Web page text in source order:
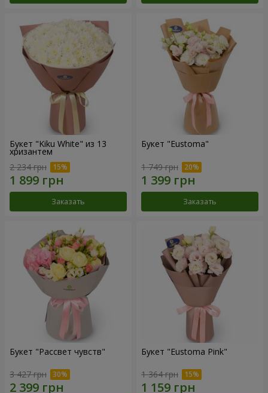
Букет "Kiku White" из 13
хризантем
2 234 грн
Заказать
Букет "Eustoma"
1 749 грн
Заказать
Букет "Рассвет чувств"
3 427 грн
Букет "Eustoma Pink"
1 364 грн